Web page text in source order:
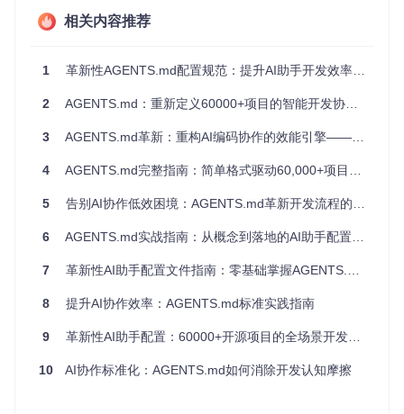
传统AI助手配置需手动编写数十项参数，而AGENTS.md通过
预设模板将配置工作量降低80%。以React项目为例，仅需修
技术栈声明：指定React版本与状态管理方案
代码风格约束：集成ESLint规则与组件命名规范
文件结构映射：定义页面/组件/工具函数的路径规则
跨平台兼容：一次配置多工具复用
移。测试数据显示，同一套配置在VS Code Copilot与Cursor
题。
场景应用：如何为不同项目类型配置AGENTS.
md
前端项目配置要点
则
映射
相关内容推荐
1 革新性AGENTS.md配置规范：提升AI助手开发效率的实践指南
2 AGENTS.md：重新定义60000+项目的智能开发协同范式
3 AGENTS.md革新：重构AI编码协作的效能引擎——解决工具理解鸿沟与团队知识沉淀矛盾
4 AGENTS.md完整指南：简单格式驱动60,000+项目的AI协作革命
5 告别AI协作低效困境：AGENTS.md革新开发流程的实战指南
6 AGENTS.md实战指南：从概念到落地的AI助手配置手册
7 革新性AI助手配置文件指南：零基础掌握AGENTS.md模板库
8 提升AI协作效率：AGENTS.md标准实践指南
9 革新性AI助手配置：60000+开源项目的全场景开发效率解决方案
10 AI协作标准化：AGENTS.md如何消除开发认知摩擦